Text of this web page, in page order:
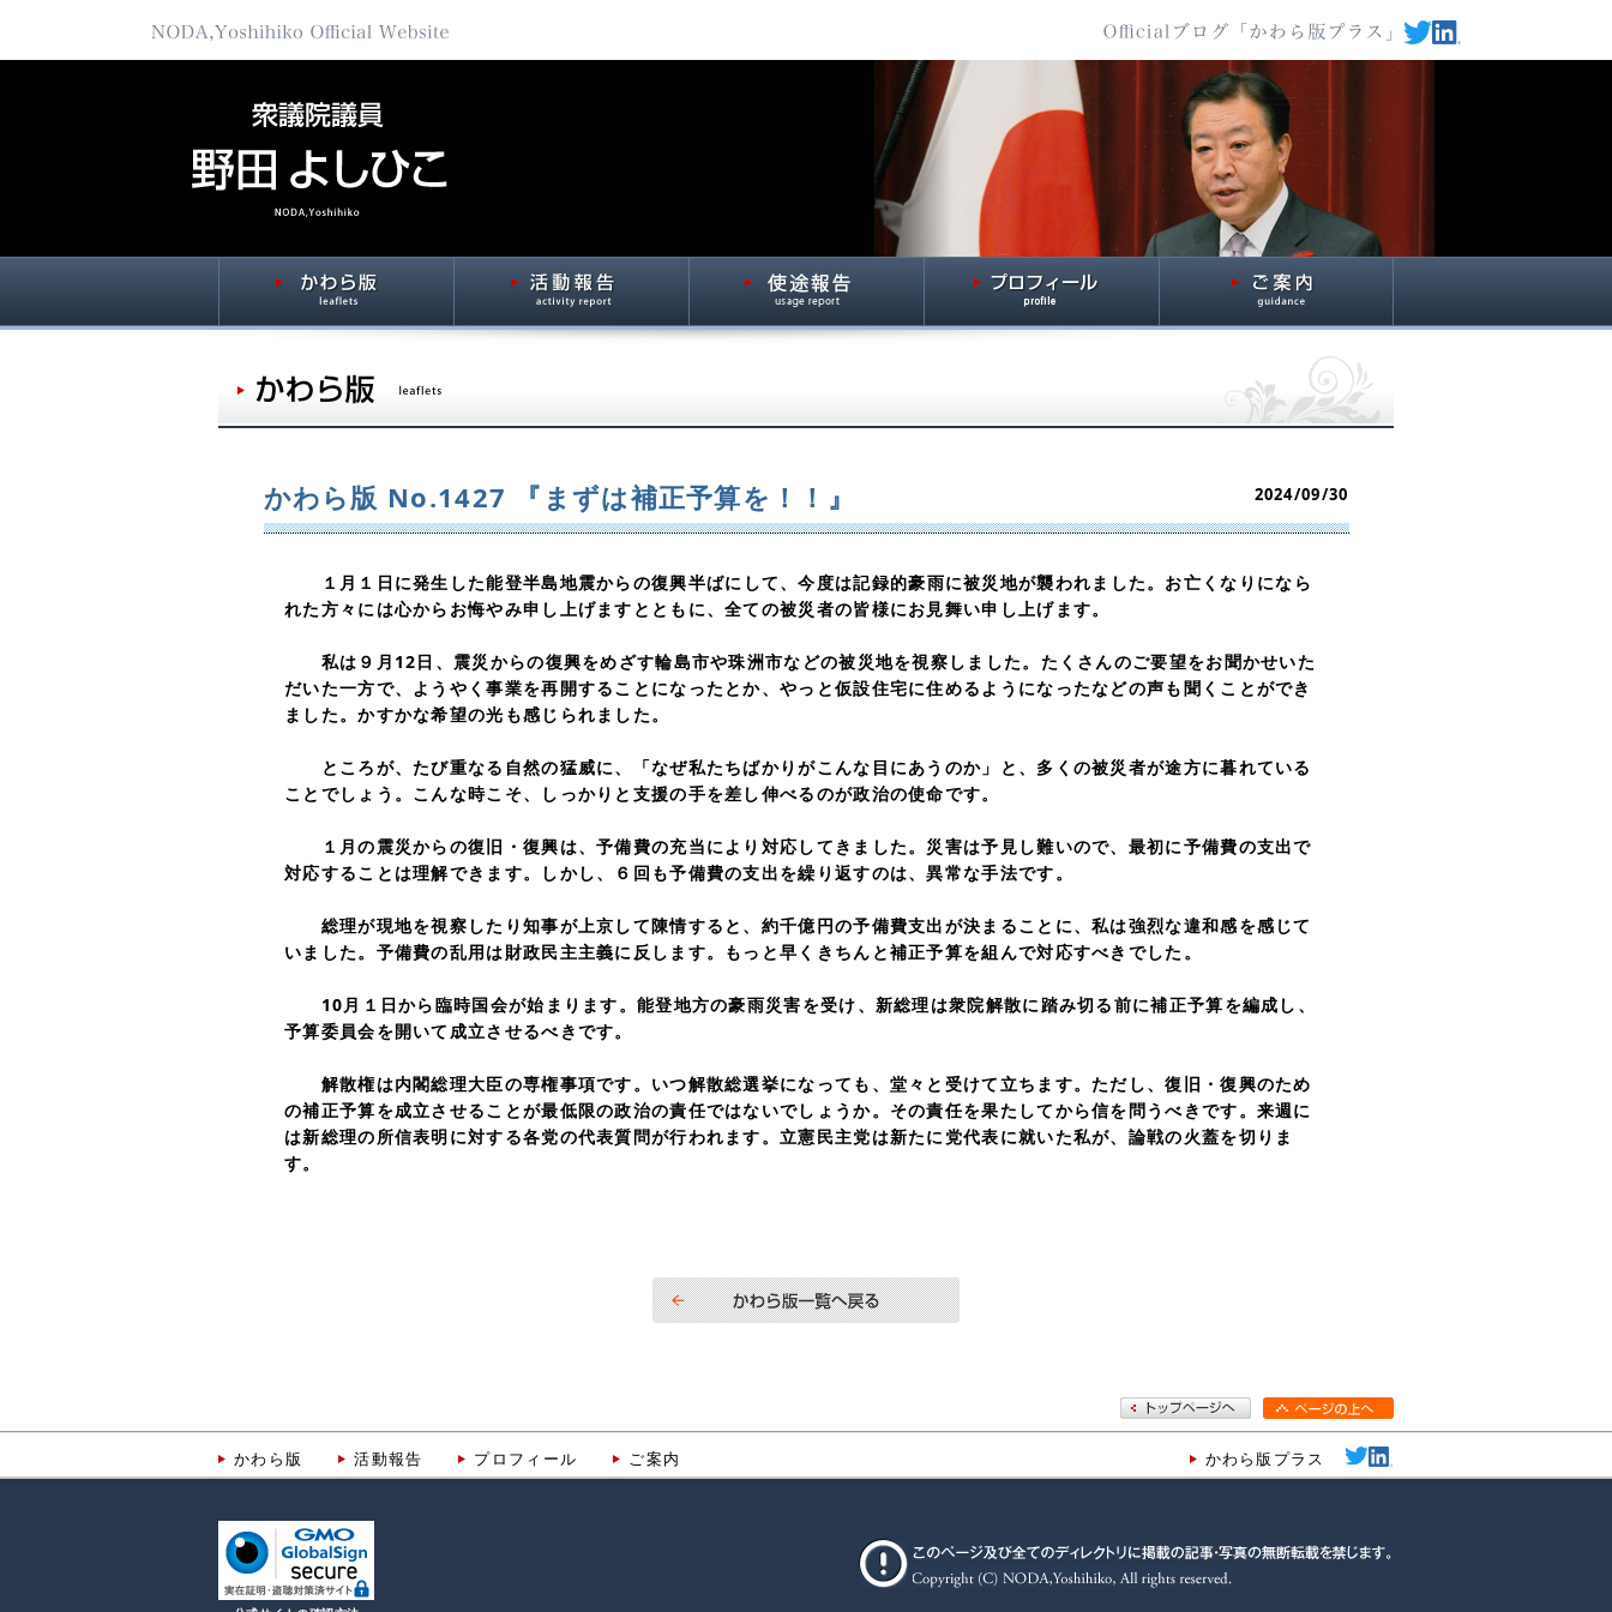
かわら版 No.1427 『まずは補正予算を！！』 2024/09/30
１月１日に発生した能登半島地震からの復興半ばにして、今度は記録的豪雨に被災地が襲われました。お亡くなりになら
れた方々には心からお悔やみ申し上げますとともに、全ての被災者の皆様にお見舞い申し上げます。
私は９月12日、震災からの復興をめざす輪島市や珠洲市などの被災地を視察しました。たくさんのご要望をお聞かせいた
だいた一方で、ようやく事業を再開することになったとか、やっと仮設住宅に住めるようになったなどの声も聞くことができ
ました。かすかな希望の光も感じられました。
ところが、たび重なる自然の猛威に、「なぜ私たちばかりがこんな目にあうのか」と、多くの被災者が途方に暮れている
ことでしょう。こんな時こそ、しっかりと支援の手を差し伸べるのが政治の使命です。
１月の震災からの復旧・復興は、予備費の充当により対応してきました。災害は予見し難いので、最初に予備費の支出で
対応することは理解できます。しかし、６回も予備費の支出を繰り返すのは、異常な手法です。
総理が現地を視察したり知事が上京して陳情すると、約千億円の予備費支出が決まることに、私は強烈な違和感を感じて
いました。予備費の乱用は財政民主主義に反します。もっと早くきちんと補正予算を組んで対応すべきでした。
10月１日から臨時国会が始まります。能登地方の豪雨災害を受け、新総理は衆院解散に踏み切る前に補正予算を編成し、
予算委員会を開いて成立させるべきです。
解散権は内閣総理大臣の専権事項です。いつ解散総選挙になっても、堂々と受けて立ちます。ただし、復旧・復興のため
の補正予算を成立させることが最低限の政治の責任ではないでしょうか。その責任を果たしてから信を問うべきです。来週に
は新総理の所信表明に対する各党の代表質問が行われます。立憲民主党は新たに党代表に就いた私が、論戦の火蓋を切りま
す。
かわら版 活動報告 プロフィール ご案内 かわら版プラス